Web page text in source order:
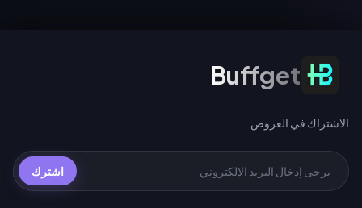
الاشتراك في العروضBuffget
الاشتراك في العروض
اشترك